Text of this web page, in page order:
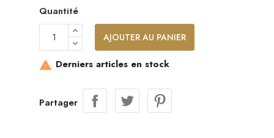
Quantité
AJOUTER AU PANIER
 Derniers articles en stock
Partager